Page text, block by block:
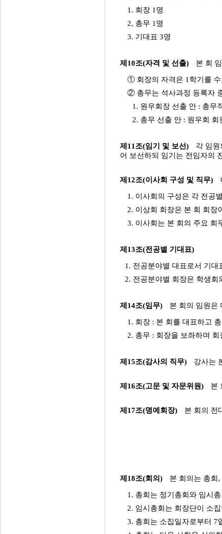
1. 회장 1명
2, 총무 1명
3. 기대표 3명
제10조(자격 및 선출) 본 회
① 회장의 자격은 1학기를
② 총무는 석사과정 등록자
1. 원우회장 선출 안 : 총무
2. 총무 선출 안 : 원우회
제11조(임기 및 보선)
각 임
어 보선하되 임기는 전임자의
제12조(이사회 구성 및 직무)
1. 이사회의 구성은 각 전공
2. 이상회 회장은 본 회 회장
3. 이사회는 본 회의 주요 회
제13조(전공별 기대표)
1. 전공분야별 대표로서 기대
2. 전공분야별 회장은 학생
제14조(임무) 본 회의 임원은
1. 회장 : 본 회를 대표하고
2. 총무 : 회장을 보좌하며
제15조(감사의 직무) 강사는
제16조(고문 및 자문위원) 본
제17조(명예회장) 본 회의 전
제18조(회의) 본 회의는 총회
1. 총회는 정기총회와 임시
2. 임시총회는 회장단이 소
3. 총회는 소집일자로부터 7